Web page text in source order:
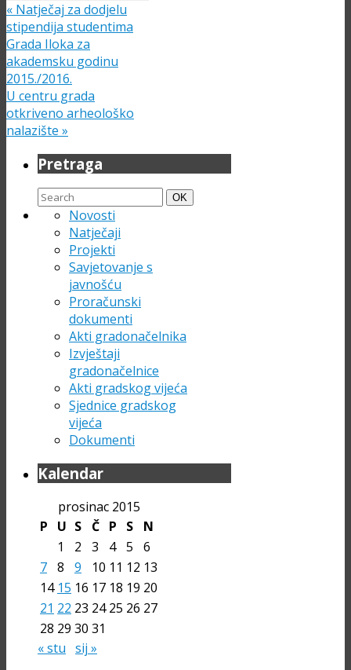
« Natječaj za dodjelu
stipendija studentima
Grada Iloka za
akademsku godinu
2015./2016.
U centru grada
otkriveno arheološko
nalazište »
Pretraga
Search
for:
Search
OK
Novosti
Natječaji
Projekti
Savjetovanje s
javnošću
Proračunski
dokumenti
Akti gradonačelnika
Izvještaji
gradonačelnice
Akti gradskog vijeća
Sjednice gradskog
vijeća
Dokumenti
Kalendar
prosinac 2015
P
U S Č P S
N
1
2 3 4 5
6
7 8 9 10 11 12 13
14 15 16 17 18 19 20
21 22 23 24 25 26 27
28 29 30 31
« stu sij »